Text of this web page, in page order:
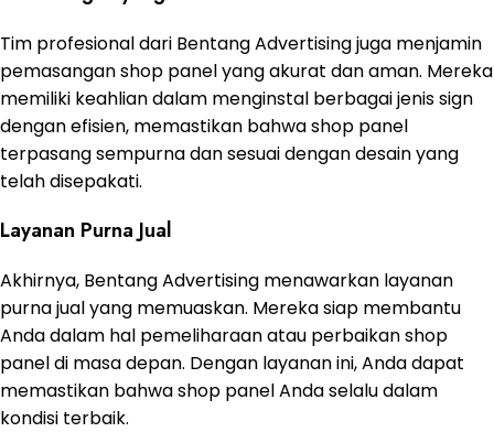
Tim profesional dari Bentang Advertising juga menjamin
pemasangan shop panel yang akurat dan aman. Mereka
memiliki keahlian dalam menginstal berbagai jenis sign
dengan efisien, memastikan bahwa shop panel
terpasang sempurna dan sesuai dengan desain yang
telah disepakati.
Layanan Purna Jual
Akhirnya, Bentang Advertising menawarkan layanan
purna jual yang memuaskan. Mereka siap membantu
Anda dalam hal pemeliharaan atau perbaikan shop
panel di masa depan. Dengan layanan ini, Anda dapat
memastikan bahwa shop panel Anda selalu dalam
kondisi terbaik.